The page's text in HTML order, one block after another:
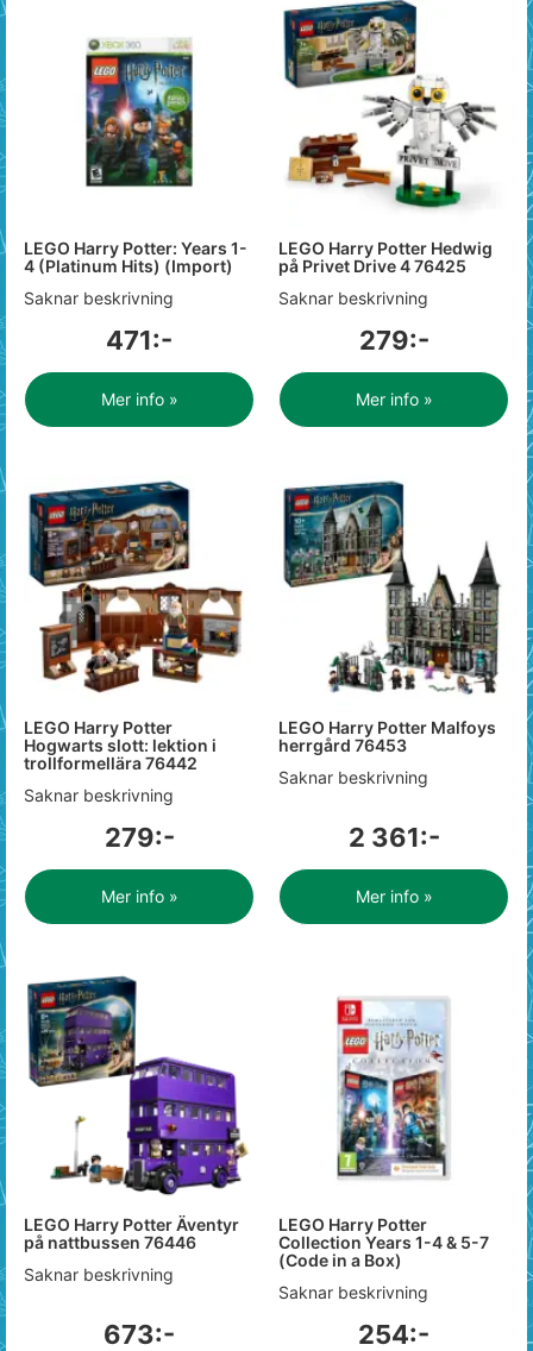
LEGO Harry Potter: Years 1-
4 (Platinum Hits) (Import)
Saknar beskrivning
471:-
Mer info »
LEGO Harry Potter Hedwig
på Privet Drive 4 76425
Saknar beskrivning
279:-
Mer info »
LEGO Harry Potter
Hogwarts slott: lektion i
trollformellära 76442
Saknar beskrivning
279:-
Mer info »
LEGO Harry Potter Malfoys
herrgård 76453
Saknar beskrivning
2 361:-
Mer info »
LEGO Harry Potter Äventyr
på nattbussen 76446
Saknar beskrivning
673:-
LEGO Harry Potter
Collection Years 1-4 & 5-7
(Code in a Box)
Saknar beskrivning
254:-